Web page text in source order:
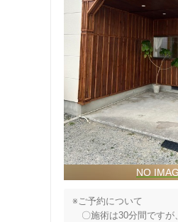
※ご予約について
〇施術は30分間ですが